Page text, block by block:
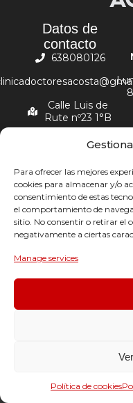
Para ofrecer las mejores
cookies para almacenar y/o
consentimiento de estas
el comportamiento de
sitio. No consentir o retirar el
negativamente a ciertas
Manage services
Política de cookies
Datos de
contacto
638080126
Calle Luis de
Rute nº23 1°B
© 2026 • Hecho con el
Financiado por la Unión
fondos Next Generation